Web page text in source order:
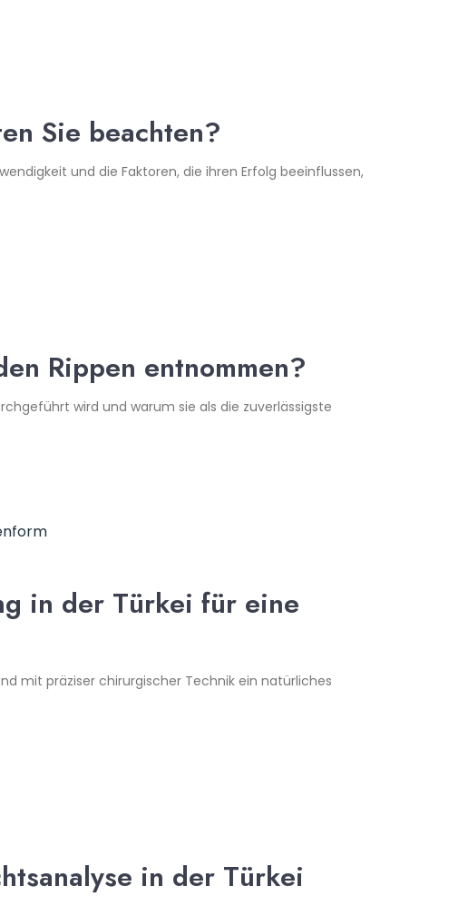
Sie beachten?
und die Faktoren, die ihren Erfolg beeinflussen,
Rippen entnommen?
wird und warum sie als die zuverlässigste
in der Türkei für eine
mit präziser chirurgischer Technik ein natürliches
in der Türkei